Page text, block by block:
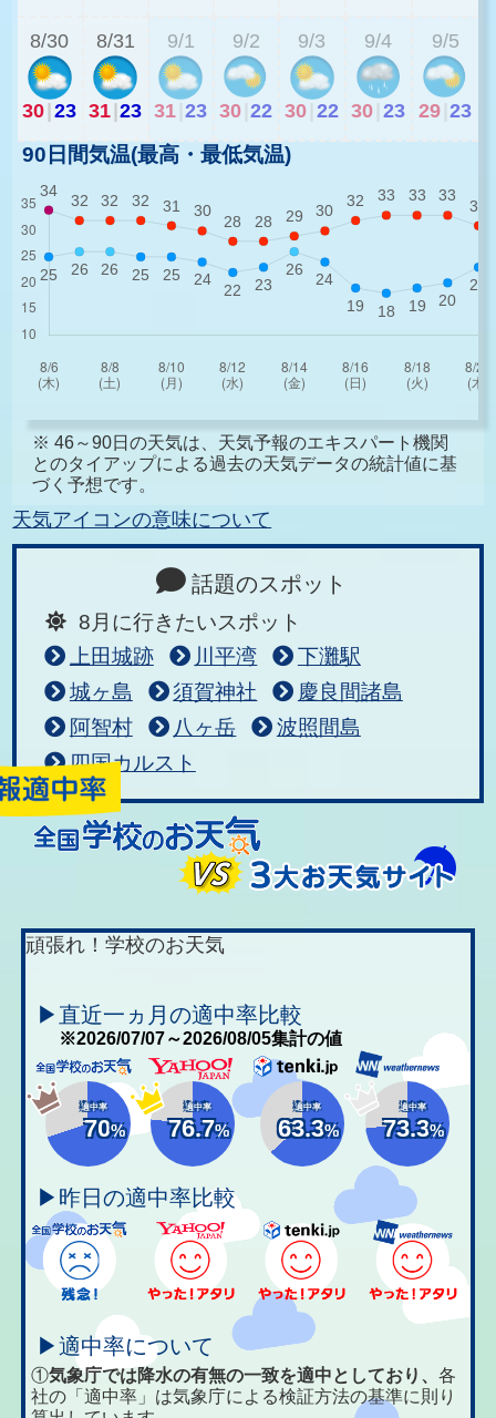
8/30
30 23
8/31
31 23
9/1
31 23
9/2
30 22
9/3
30 22
9/4
30 23
9/5
29 23
90日間気温(最高・最低気温)
※ 46～90日の天気は、天気予報のエキスパート機関
とのタイアップによる過去の天気データの統計値に基
づく予想です。
天気アイコンの意味について
話題のスポット
8月に行きたいスポット
上田城跡
川平湾
下灘駅
城ヶ島
須賀神社
慶良間諸島
阿智村
八ヶ岳
波照間島
四国カルスト
頑張れ！学校のお天気
▶直近一ヵ月の適中率比較
※2026/07/07～2026/08/05集計の値
適中率
70%
適中率
76.7%
適中率
63.3%
適中率
73.3%
▶昨日の適中率比較
▶適中率について
①気象庁では降水の有無の一致を適中としており、各
社の「適中率」は気象庁による検証方法の基準に則り